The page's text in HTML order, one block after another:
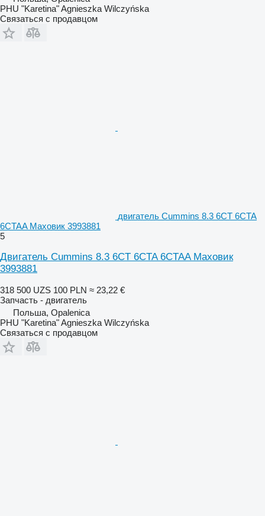
PHU "Karetina" Agnieszka Wilczyńska
Связаться с продавцом
двигатель Cummins 8.3 6CT 6CTA
6CTAA Маховик 3993881
5
Двигатель Cummins 8.3 6CT 6CTA 6CTAA Маховик
3993881
318 500 UZS 100 PLN ≈ 23,22 €
Запчасть - двигатель
Польша, Opalenica
PHU "Karetina" Agnieszka Wilczyńska
Связаться с продавцом